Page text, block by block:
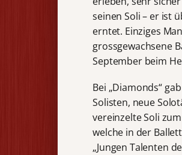
seinen Soli – er ist
erntet. Einziges
grossgewachsene
September beim
Bei „Diamonds“
Solisten, neue
vereinzelte Soli
welche in der
„Jungen Talenten